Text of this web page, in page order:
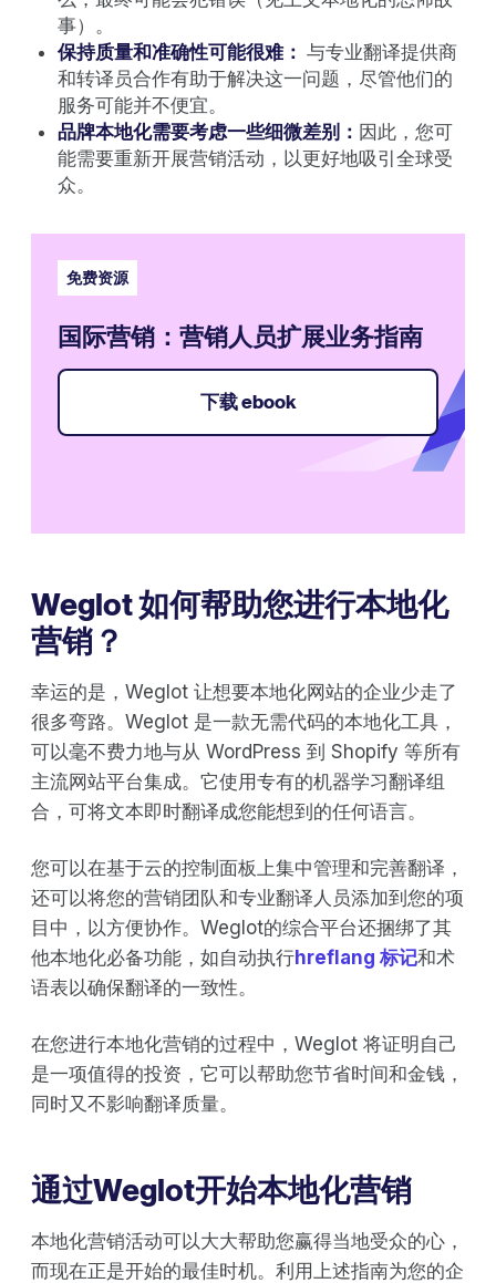
事）。
保持质量和准确性可能很难： 与专业翻译提供商
和转译员合作有助于解决这一问题，尽管他们的
服务可能并不便宜。
品牌本地化需要考虑一些细微差别： 因此，您可
能需要重新开展营销活动，以更好地吸引全球受
众。
免费资源
国际营销：营销人员扩展业务指南
下载 ebook
Weglot 如何帮助您进行本地化
营销？
幸运的是，Weglot 让想要本地化网站的企业少走了
很多弯路。Weglot 是一款无需代码的本地化工具，
可以毫不费力地与从 WordPress 到 Shopify 等所有
主流网站平台集成。它使用专有的机器学习翻译组
合，可将文本即时翻译成您能想到的任何语言。
您可以在基于云的控制面板上集中管理和完善翻译，
还可以将您的营销团队和专业翻译人员添加到您的项
目中，以方便协作。Weglot的综合平台还捆绑了其
他本地化必备功能，如自动执行hreflang 标记和术
语表以确保翻译的一致性。
在您进行本地化营销的过程中，Weglot 将证明自己
是一项值得的投资，它可以帮助您节省时间和金钱，
同时又不影响翻译质量。
通过Weglot开始本地化营销
本地化营销活动可以大大帮助您赢得当地受众的心，
而现在正是开始的最佳时机。利用上述指南为您的企